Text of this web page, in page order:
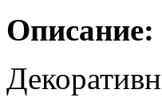
Описание: